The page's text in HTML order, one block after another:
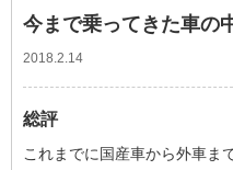
今まで乗ってきた車の
2018.2.14
総評
これまでに国産車から外車ま